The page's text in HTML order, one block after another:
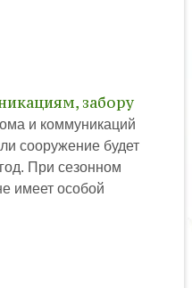
забору
и коммуникаций
сооружение будет
При сезонном
имеет особой